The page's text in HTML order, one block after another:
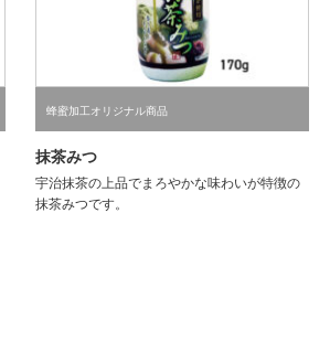
蜂蜜加工オリジナル商品
抹茶みつ
宇治抹茶の上品でまろやかな味わいが特徴の
抹茶みつです。